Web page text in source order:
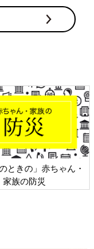
ときの」赤ちゃん・
家族の防災